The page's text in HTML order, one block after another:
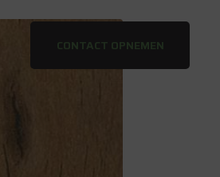
CONTACT OPNEMEN